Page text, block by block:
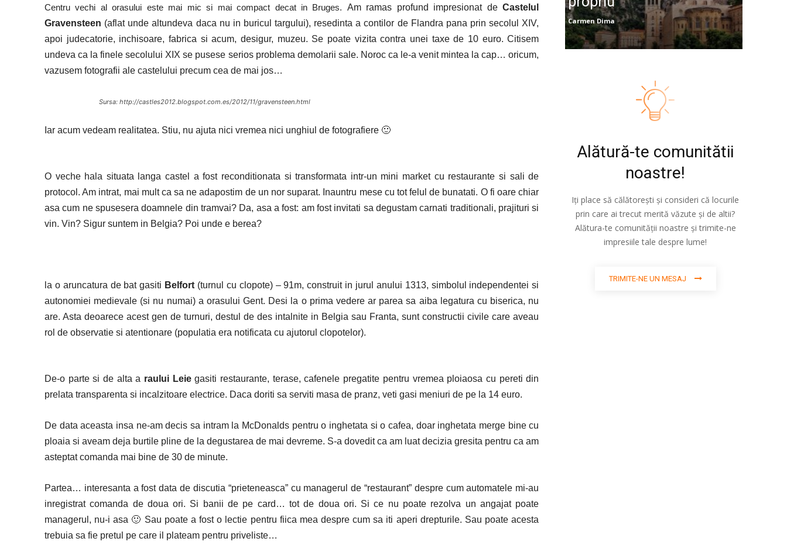
Centru vechi al orasului este mai mic si mai compact decat in Bruges. Am ramas profund impresionat deCastelul
Gravensteen (aflat unde altundeva daca nu in buricul targului), resedinta a contilor de Flandra pana prin secolul XIV,
apoi judecatorie, inchisoare, fabrica si acum, desigur, muzeu. Se poate vizita contra unei taxe de 10 euro. Citisem
undeva ca la finele secolului XIX se pusese serios problema demolarii sale. Noroc ca le-a venit mintea la cap… oricum,
vazusem fotografii ale castelului precum cea de mai jos…
Sursa: http://castles2012.blogspot.com.es/2012/11/gravensteen.html
Iar acum vedeam realitatea. Stiu, nu ajuta nici vremea nici unghiul de fotografiere 🙂
O veche hala situata langa castel a fost reconditionata si transformata intr-un mini market cu restaurante si sali de
protocol. Am intrat, mai mult ca sa ne adapostim de un nor suparat. Inauntru mese cu tot felul de bunatati. O fi oare chiar
asa cum ne spusesera doamnele din tramvai? Da, asa a fost: am fost invitati sa degustam carnati traditionali, prajituri si
vin. Vin? Sigur suntem in Belgia? Poi unde e berea?
la o aruncatura de bat gasiti Belfort (turnul cu clopote) – 91m, construit in jurul anului 1313, simbolul independentei si
autonomiei medievale (si nu numai) a orasului Gent. Desi la o prima vedere ar parea sa aiba legatura cu biserica, nu
are. Asta deoarece acest gen de turnuri, destul de des intalnite in Belgia sau Franta, sunt constructii civile care aveau
rol de observatie si atentionare (populatia era notificata cu ajutorul clopotelor).
De-o parte si de alta a raului Leiegasiti restaurante, terase, cafenele pregatite pentru vremea ploiaosa cu pereti din
prelata transparenta si incalzitoare electrice. Daca doriti sa serviti masa de pranz, veti gasi meniuri de pe la 14 euro.
De data aceasta insa ne-am decis sa intram la McDonalds pentru o inghetata si o cafea, doar inghetata merge bine cu
ploaia si aveam deja burtile pline de la degustarea de mai devreme. S-a dovedit ca am luat decizia gresita pentru ca am
asteptat comanda mai bine de 30 de minute.
Partea… interesanta a fost data de discutia “prieteneasca” cu managerul de “restaurant” despre cum automatele mi-au
inregistrat comanda de doua ori. Si banii de pe card… tot de doua ori. Si ce nu poate rezolva un angajat poate
managerul, nu-i asa 🙂 Sau poate a fost o lectie pentru fiica mea despre cum sa iti aperi drepturile. Sau poate acesta
trebuia sa fie pretul pe care il plateam pentru priveliste…
Carmen Dima
Alătură-te comunitătii
noastre!
Iți place să călătorești și consideri că locurile
prin care ai trecut merită văzute și de altii?
Alătura-te comunității noastre și trimite-ne
impresiile tale despre lume!
TRIMITE-NE UN MESAJ